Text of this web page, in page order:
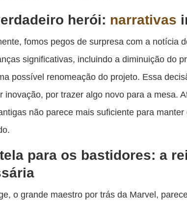
herói: narrativas
fomos pegos de surpresa com a notícia
significativas, incluindo a diminuição do
possível renomeação do projeto. Essa
inovação, por trazer algo novo para a mesa.
não parece mais suficiente para manter
para os bastidores: a
o grande maestro por trás da Marvel,